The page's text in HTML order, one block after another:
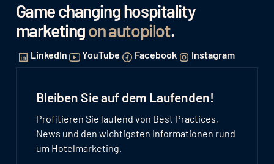
Game changing hospitality
marketingon autopilot.
LinkedIn YouTube Facebook Instagram
Bleiben Sie auf dem Laufenden!
Profitieren Sie laufend von Best Practices,
News und den wichtigsten Informationen rund
um Hotelmarketing.